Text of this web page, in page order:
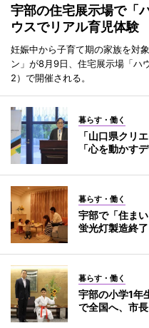
宇部の住宅展示場で「
ウスでリアル育児体験
妊娠中から子育て期の家族を対
ン」が8月9日、住宅展示場「ハ
2）で開催される。
暮らす・働く
「山口県クリ
「心を動かす
暮らす・働く
宇部で「住ま
蛍光灯製造終了
暮らす・働く
宇部の小学1
で全国へ、市